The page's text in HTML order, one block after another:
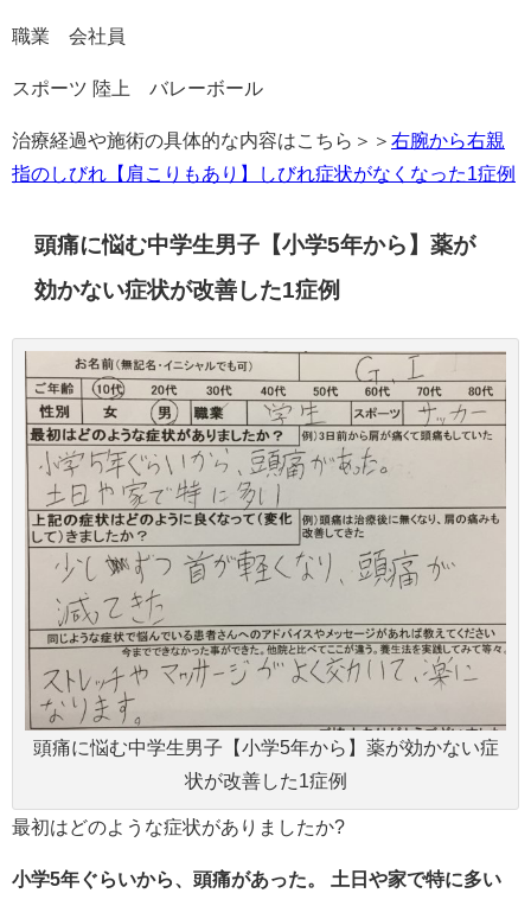
職業 会社員
スポーツ 陸上 バレーボール
治療経過や施術の具体的な内容はこちら＞＞ 右腕から右親
指のしびれ【肩こりもあり】しびれ症状がなくなった1症例
頭痛に悩む中学生男子【小学5年から】薬が
効かない症状が改善した1症例
頭痛に悩む中学生男子【小学5年から】薬が効かない症
状が改善した1症例
最初はどのような症状がありましたか?
小学5年ぐらいから、頭痛があった。 土日や家で特に多い